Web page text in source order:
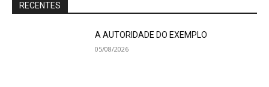
RECENTES
A AUTORIDADE DO EXEMPLO
05/08/2026